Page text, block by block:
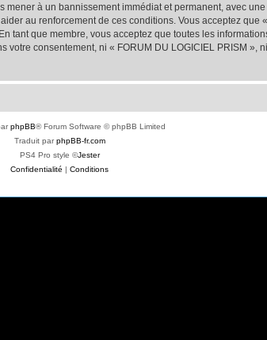
à un bannissement immédiat et permanent, avec
au renforcement de ces conditions. Vous acceptez que
tant que membre, vous acceptez que toutes les
consentement, ni « FORUM DU LOGICIEL PRISM »,
phpBB® Forum Software © phpBB Limited
Traduit parphpBB-fr.com
PS4 Pro style ©Jester
Confidentialité | Conditions